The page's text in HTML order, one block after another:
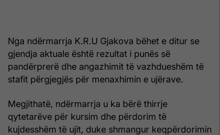
Nga ndërmarrja K.R.U Gjakova bëhet e ditur se
gjendja aktuale është rezultat i punës së
pandërprerë dhe angazhimit të vazhdueshëm të
stafit përgjegjës për menaxhimin e ujërave.
Megjithatë, ndërmarrja u ka bërë thirrje
qytetarëve për kursim dhe përdorim të
kujdesshëm të ujit, duke shmangur keqpërdorimin